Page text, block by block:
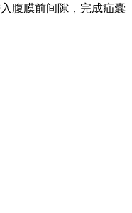
腹膜前间隙，完成疝囊